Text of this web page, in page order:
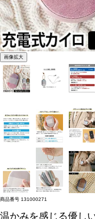
画像拡大
商品番号 131000271
温かみを感じる優し